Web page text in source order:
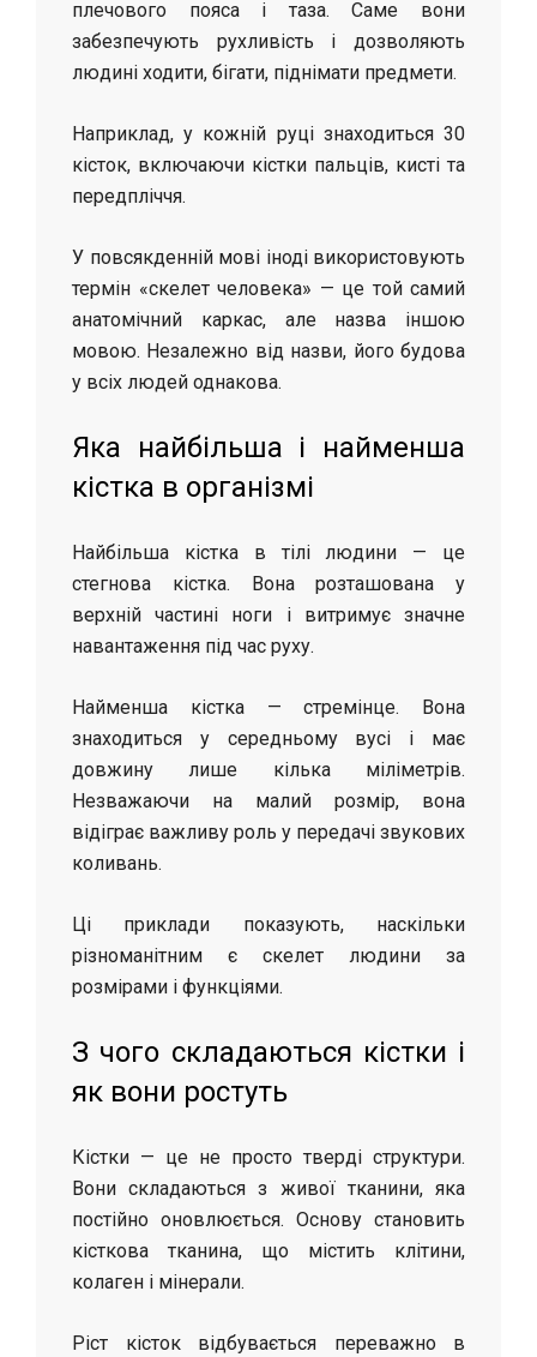
плечового пояса і таза. Саме вони
забезпечують рухливість і дозволяють
людині ходити, бігати, піднімати предмети.
Наприклад, у кожній руці знаходиться 30
кісток, включаючи кістки пальців, кисті та
передпліччя.
У повсякденній мові іноді використовують
термін «скелет человека» — це той самий
анатомічний каркас, але назва іншою
мовою. Незалежно від назви, його будова
у всіх людей однакова.
Яка найбільша і найменша
кістка в організмі
Найбільша кістка в тілі людини — це
стегнова кістка. Вона розташована у
верхній частині ноги і витримує значне
навантаження під час руху.
Найменша кістка — стремінце. Вона
знаходиться у середньому вусі і має
довжину лише кілька міліметрів.
Незважаючи на малий розмір, вона
відіграє важливу роль у передачі звукових
коливань.
Ці приклади показують, наскільки
різноманітним є скелет людини за
розмірами і функціями.
З чого складаються кістки і
як вони ростуть
Кістки — це не просто тверді структури.
Вони складаються з живої тканини, яка
постійно оновлюється. Основу становить
кісткова тканина, що містить клітини,
колаген і мінерали.
Ріст кісток відбувається переважно в